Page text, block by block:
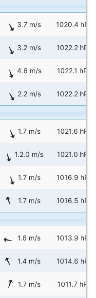
3.7 m/s 1020.4 hPa
3.2 m/s 1022.2 hPa
4.6 m/s 1022.1 hPa
2.2 m/s 1022.2 hPa
1.7 m/s 1021.6 hPa
1.2.0 m/s 1021.0 hPa
1.7 m/s 1016.9 hPa
1.7 m/s 1016.5 hPa
1.6 m/s 1013.9 hPa
1.4 m/s 1014.6 hPa
1.7 m/s 1011.7 hPa